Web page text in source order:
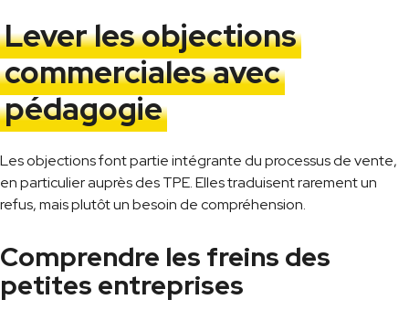
Lever les objections
commerciales avec
pédagogie
Les objections font partie intégrante du processus de vente,
en particulier auprès des TPE. Elles traduisent rarement un
refus, mais plutôt un besoin de compréhension.
Comprendre les freins des
petites entreprises